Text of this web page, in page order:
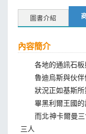
圖書介紹
內容簡介
各地的通訊石板
魯迪烏斯與伙伴
狀況正如基斯所
畢黑利爾王國的
而北神卡爾曼三
三人